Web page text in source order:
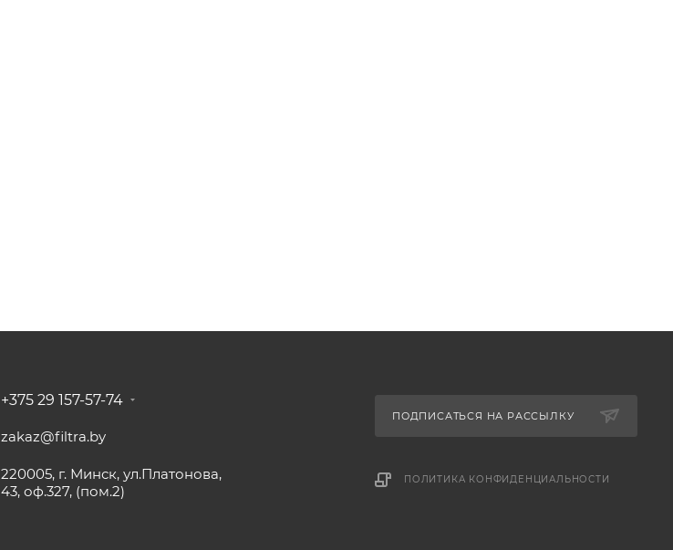
+375 29 157-57-74
zakaz@filtra.by
220005, г. Минск, ул.Платонова,
43, оф.327, (пом.2)
ПОДПИСАТЬСЯ НА РАССЫЛКУ
ПОЛИТИКА КОНФИДЕНЦИАЛЬНОСТИ